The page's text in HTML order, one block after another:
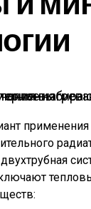
выбирают, чтобы обеспечить равномерное нагревание батарей отопления
применения